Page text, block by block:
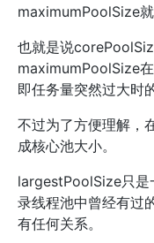
maximumPoolSize就
也就是说
maximumPoolSize
即任务量突然过大时
不过为了方便理解，
成核心池大小。
largestPoolSize只是
录线程池中曾经有过
有任何关系。